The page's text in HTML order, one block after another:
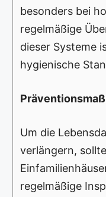
besonders bei
regelmäßige
dieser Systeme
hygienische
Um die
verlängern,
regelmäßige